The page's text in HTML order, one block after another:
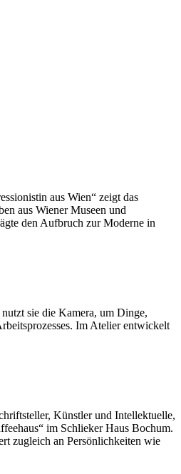
aus Wien“ zeigt das
aus Wiener Museen und
den Aufbruch zur Moderne in
sie die Kamera, um Dinge,
Im Atelier entwickelt
Künstler und Intellektuelle,
im Schlieker Haus Bochum.
zugleich an Persönlichkeiten wie